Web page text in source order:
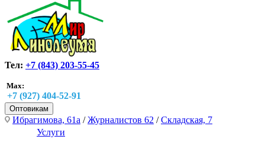
Тел: +7 (843) 203-55-45
Max:
+7 (927) 404-52-91
Оптовикам
Ибрагимова, 61а /Журналистов 62 /Складская, 7
Услуги